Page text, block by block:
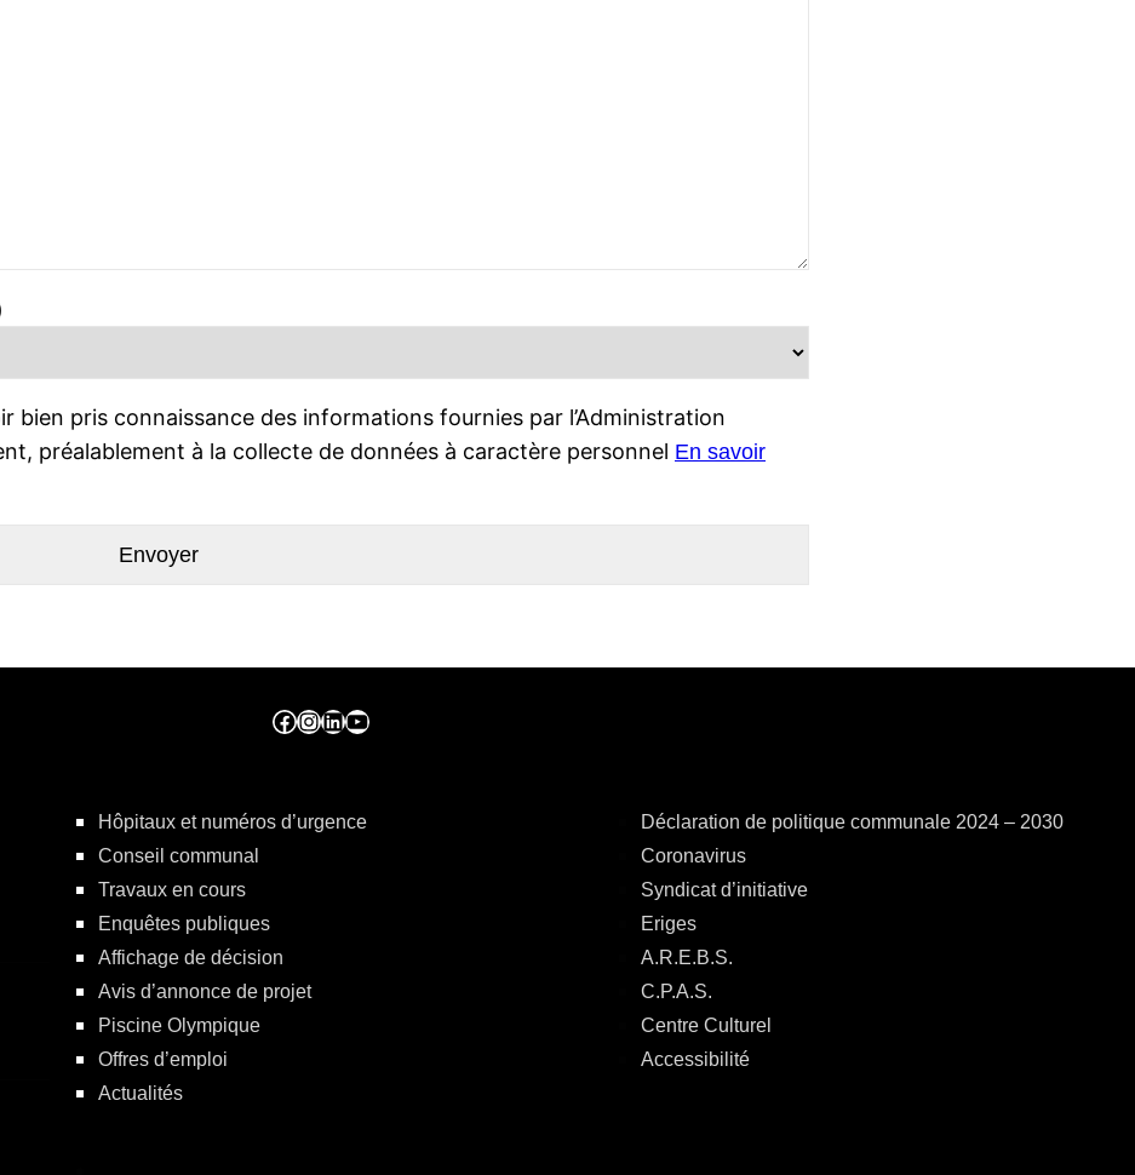
bien pris connaissance des informations fournies par l’Administration
préalablement à la collecte de données à caractère personnel En savoir
Facebook ville de seraing Instragram ville de seraing linkedin – ville de seraing YouTube
Hôpitaux et numéros d’urgence
Conseil communal
Travaux en cours
Enquêtes publiques
Affichage de décision
Avis d’annonce de projet
Piscine Olympique
Offres d’emploi
Actualités
Déclaration de politique communale 2024 – 2030
Coronavirus
Syndicat d’initiative
Eriges
A.R.E.B.S.
C.P.A.S.
Centre Culturel
Accessibilité